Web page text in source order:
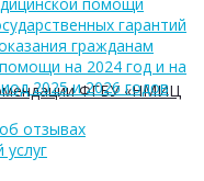
ФГБУ «НМИЦ
гарантий
гражданам
на 2024 год и на
2025 и 2026 годов
отзывах
услуг